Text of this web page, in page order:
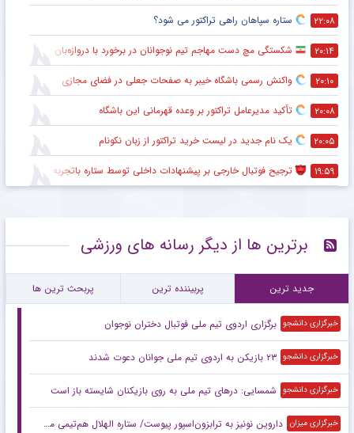
۲۲:۰۸ ستاره سپاهان راهی تراکتور می شود؟
۲۰:۱۴ شکستگی مچ دست مهاجم تیم نوجوانان در برخورد با دروازه‌بان
۲۰:۱۰ واکنش رسمی باشگاه خیبر به صفحات جعلی در فضای مجازی
۲۰:۰۸ تأکید مدیرعامل تراکتور بر وعده قهرمانی این باشگاه
۲۰:۰۵ یک نام جدید در لیست خرید تراکتور از زبان نکونام
۱۹:۵۹ ترجیح فوتبال خارجی بر پیشنهادات داخلی توسط ستاره باتجربه
برترین ها از دیگر رسانه های ورزشی
جدید ترین پربیننده ترین پربحث ترین ها
خبرگزاری دانشجو برگزاری اردوی تیم ملی فوتبال دختران نوجوان
خبرگزاری دانشجو ۲۳ بازیکن به اردوی تیم ملی جوانان دعوت شدند
خبرگزاری دانشجو شمسایی: در‌های تیم ملی به روی بازیکنان شایسته باز است
خبرگزاری میزان داروین نونیز به ترابزون‌اسپور پیوست/ ستاره الهلال هم‌تیمی محمد صلاح شد